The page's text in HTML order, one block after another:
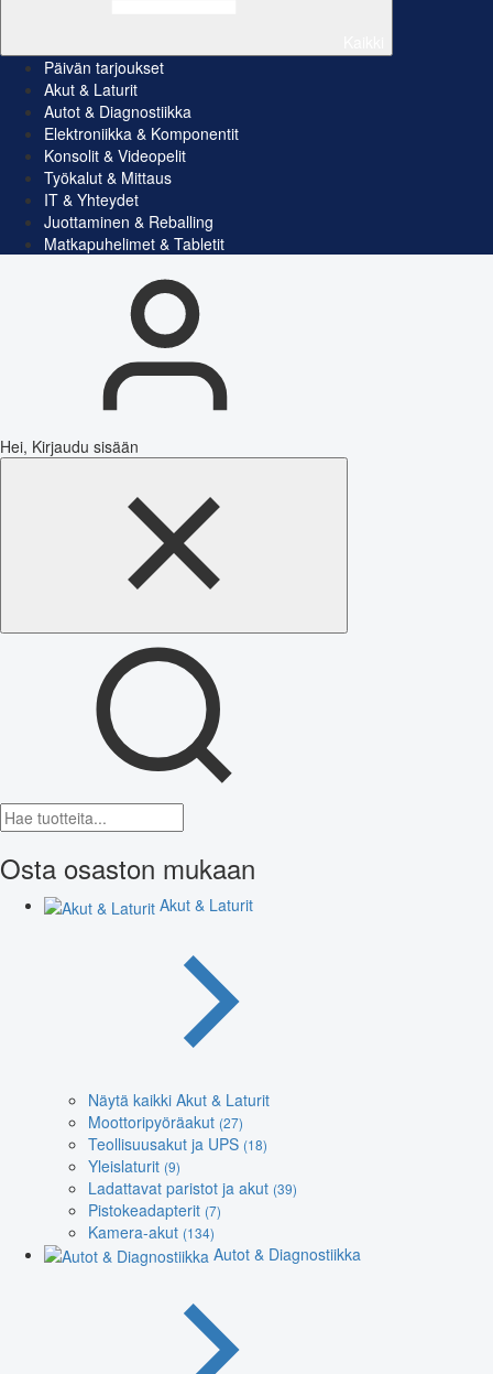
Päivän tarjoukset
Akut & Laturit
Autot & Diagnostiikka
Elektroniikka & Komponentit
Konsolit & Videopelit
Työkalut & Mittaus
IT & Yhteydet
Juottaminen & Reballing
Matkapuhelimet & Tabletit
Hei, Kirjaudu sisään
Osta osaston mukaan
Akut & Laturit
Näytä kaikki Akut & Laturit
Moottoripyöräakut (27)
Teollisuusakut ja UPS (18)
Yleislaturit (9)
Ladattavat paristot ja akut (39)
Pistokeadapterit (7)
Kamera-akut (134)
Autot & Diagnostiikka